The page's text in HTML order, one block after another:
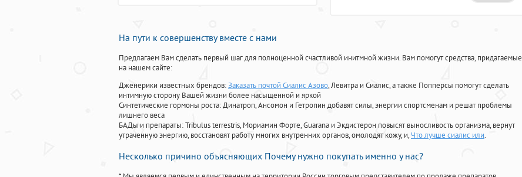
На пути к совершенству вместе с нами
Предлагаем Вам сделать первый шаг для полноценной счастливой инитмной жизни. Вам помогут средства, придагаемые
на нашем сайте:
Дженерики известных брендов:Заказать почтой Сиалис Азово, Левитра и Сиалис, а также Попперсы помогут сделать
интимную сторону Вашей жизни более насыщенной и яркой
Синтетические гормоны роста: Динатроп, Ансомон и Гетропин добавят силы, энергии спортсменам и решат проблемы
лишнего веса
БАДы и препараты:Tribulus terrestris, Мориамин Форте, Guarana и Экдистерон повысят выносливость организма, вернут
утраченную энергию, восстановят работу многих внутренних органов, омолодят кожу, и, Что лучше сиалис или.
Несколько причино объясняющих Почему нужно покупать именно у нас?